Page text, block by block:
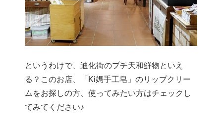
というわけで、迪化街のプチ天和鮮物といえ
る？このお店、「Ki媽手工皂」のリップクリー
ムをお探しの方、使ってみたい方はチェックし
てみてください♪